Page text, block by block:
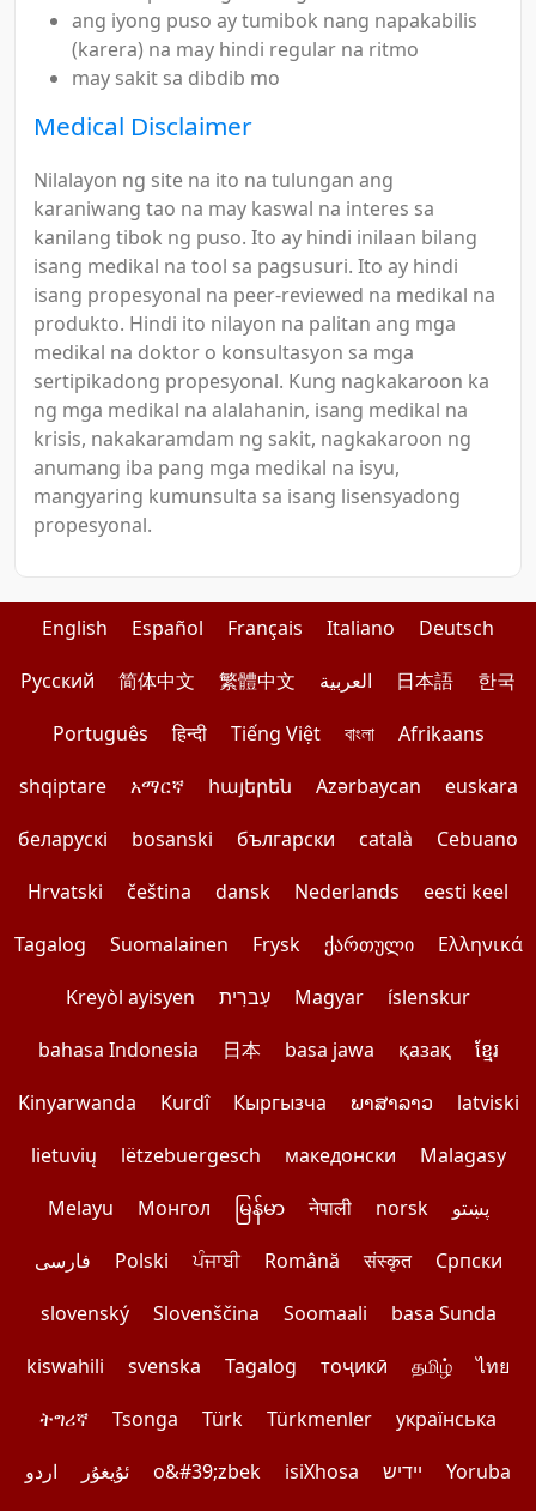
ang iyong puso ay tumibok nang napakabilis
(karera) na may hindi regular na ritmo
may sakit sa dibdib mo
Medical Disclaimer
Nilalayon ng site na ito na tulungan ang
karaniwang tao na may kaswal na interes sa
kanilang tibok ng puso. Ito ay hindi inilaan bilang
isang medikal na tool sa pagsusuri. Ito ay hindi
isang propesyonal na peer-reviewed na medikal na
produkto. Hindi ito nilayon na palitan ang mga
medikal na doktor o konsultasyon sa mga
sertipikadong propesyonal. Kung nagkakaroon ka
ng mga medikal na alalahanin, isang medikal na
krisis, nakakaramdam ng sakit, nagkakaroon ng
anumang iba pang mga medikal na isyu,
mangyaring kumunsulta sa isang lisensyadong
propesyonal.
English Español Français Italiano
Deutsch
Pусский
简体中文 繁體中文 العربية 日本語
한국
Português
हिन्दी Tiếng Việt বাংলা
Afrikaans
shqiptare
አማርኛ հայերեն Azərbaycan
euskara
беларускі
bosanski български català
Cebuano
Hrvatski
čeština dansk Nederlands
eesti keel
Tagalog
Suomalainen Frysk ქართული
Ελληνικά
Kreyòl ayisyen
עִברִית Magyar
íslenskur
bahasa Indonesia
日本 basa jawa қазақ
ខ្មែរ
Kinyarwanda
Kurdî Кыргызча ພາສາລາວ
latviski
lietuvių
lëtzebuergesch македонски
Malagasy
Melayu
Монгол မြန်မာ नेपाली norsk
پښتو
فارسی
Polski ਪੰਜਾਬੀ Română संस्कृत
Српски
slovenský
Slovenščina Soomaali
basa Sunda
kiswahili
svenska Tagalog тоҷикӣ தமிழ்
ไทย
ትግሪኛ
Tsonga Türk Türkmenler
українська
اردو
ئۇيغۇر o&#39;zbek isiXhosa יידיש Yoruba